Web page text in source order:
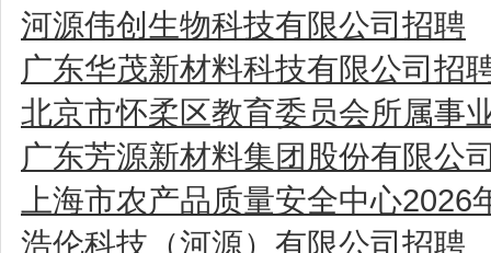
河源伟创生物科技有限公司招聘
广东华茂新材料科技有限公司招
北京市怀柔区教育委员会所属事
广东芳源新材料集团股份有限公
上海市农产品质量安全中心
浩伦科技（河源）有限公司招聘